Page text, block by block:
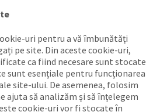
uri pentru a vă îmbunătăți
pe site. Din aceste cookie-uri,
ca fiind necesare sunt stocate
sunt esențiale pentru funcționarea
site-ului. De asemenea, folosim
ajuta să analizăm și să înțelegem
cookie-uri vor fi stocate în